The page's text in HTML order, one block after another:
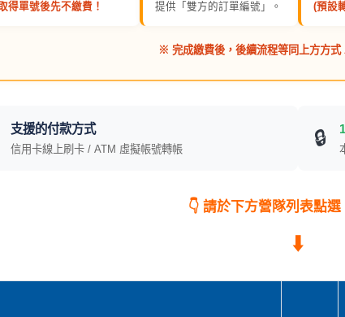
得單號後先不繳費！
提供「雙方的訂單編號」。
(預設
※ 完成繳費後，後續流程等同上方方式
支援的付款方式
信用卡線上刷卡 / ATM 虛擬帳號轉帳 🔒
👇 請於下方營隊列表點選
⬇️